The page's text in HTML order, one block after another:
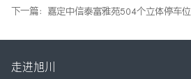
下一篇： 嘉定中信泰富雅苑504个立体停车位
走进旭川